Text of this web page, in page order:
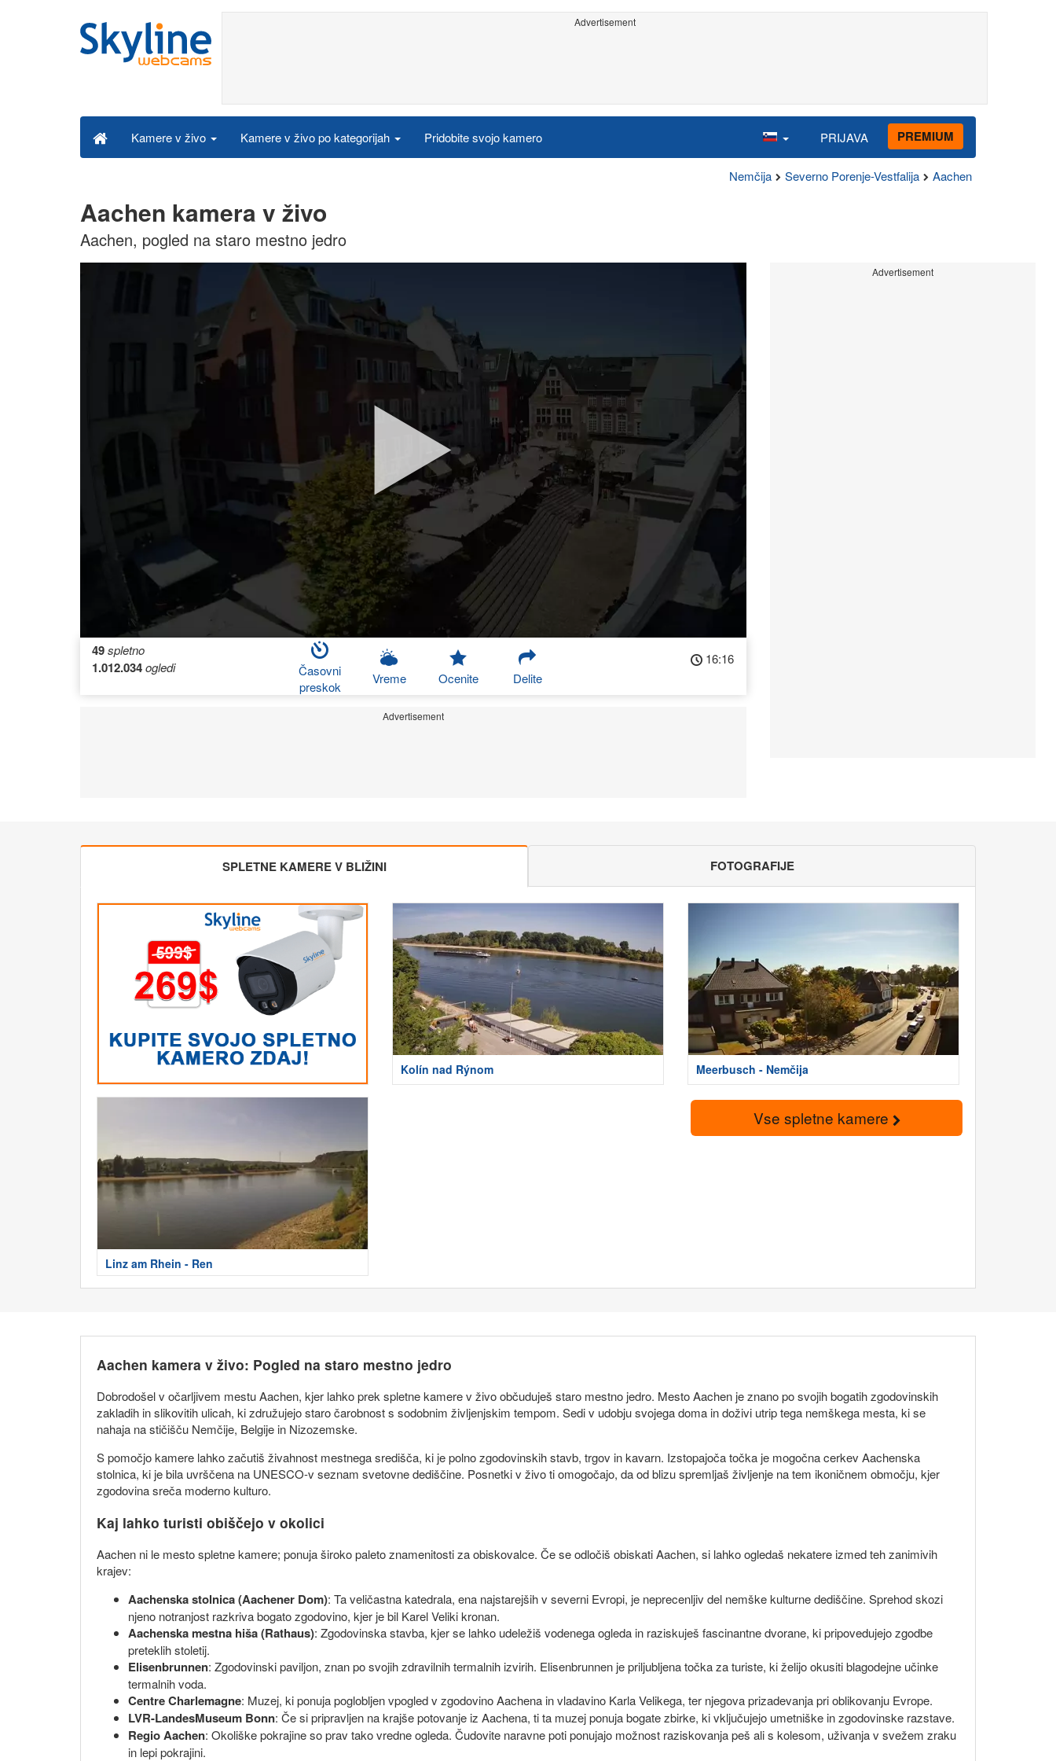
Advertisement
Kamere v živo Kamere v živo po kategorijah Pridobite svojo kamero PRIJAVA PREMIUM
Nemčija Severno Porenje-Vestfalija Aachen
Aachen kamera v živo
Aachen, pogled na staro mestno jedro
49spletno
1.012.034ogledi
Časovni
preskok
Vreme Ocenite Delite
16:16
Advertisement
Advertisement
SPLETNE KAMERE V BLIŽINI FOTOGRAFIJE
Kolín nad Rýnom Meerbusch - Nemčija
Linz am Rhein - Ren
Vse spletne kamere
Aachen kamera v živo: Pogled na staro mestno jedro
Dobrodošel v očarljivem mestu Aachen, kjer lahko prek spletne kamere v živo občuduješ staro mestno jedro. Mesto Aachen je znano po svojih bogatih zgodovinskih
zakladih in slikovitih ulicah, ki združujejo staro čarobnost s sodobnim življenjskim tempom. Sedi v udobju svojega doma in doživi utrip tega nemškega mesta, ki se
nahaja na stičišču Nemčije, Belgije in Nizozemske.
S pomočjo kamere lahko začutiš živahnost mestnega središča, ki je polno zgodovinskih stavb, trgov in kavarn. Izstopajoča točka je mogočna cerkev Aachenska
stolnica, ki je bila uvrščena na UNESCO-v seznam svetovne dediščine. Posnetki v živo ti omogočajo, da od blizu spremljaš življenje na tem ikoničnem območju, kjer
zgodovina sreča moderno kulturo.
Kaj lahko turisti obiščejo v okolici
Aachen ni le mesto spletne kamere; ponuja široko paleto znamenitosti za obiskovalce. Če se odločiš obiskati Aachen, si lahko ogledaš nekatere izmed teh zanimivih
krajev:
Aachenska stolnica (Aachener Dom): Ta veličastna katedrala, ena najstarejših v severni Evropi, je neprecenljiv del nemške kulturne dediščine. Sprehod skozi
njeno notranjost razkriva bogato zgodovino, kjer je bil Karel Veliki kronan.
Aachenska mestna hiša (Rathaus): Zgodovinska stavba, kjer se lahko udeležiš vodenega ogleda in raziskuješ fascinantne dvorane, ki pripovedujejo zgodbe
preteklih stoletij.
Elisenbrunnen: Zgodovinski paviljon, znan po svojih zdravilnih termalnih izvirih. Elisenbrunnen je priljubljena točka za turiste, ki želijo okusiti blagodejne učinke
termalnih voda.
Centre Charlemagne: Muzej, ki ponuja poglobljen vpogled v zgodovino Aachena in vladavino Karla Velikega, ter njegova prizadevanja pri oblikovanju Evrope.
LVR-LandesMuseum Bonn: Če si pripravljen na krajše potovanje iz Aachena, ti ta muzej ponuja bogate zbirke, ki vključujejo umetniške in zgodovinske razstave.
Regio Aachen: Okoliške pokrajine so prav tako vredne ogleda. Čudovite naravne poti ponujajo možnost raziskovanja peš ali s kolesom, uživanja v svežem zraku
in lepi pokrajini.